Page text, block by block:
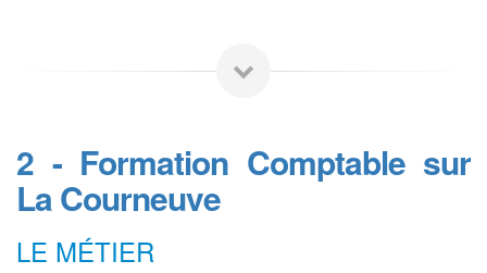
2 - Formation Comptable sur
La Courneuve
LE MÉTIER